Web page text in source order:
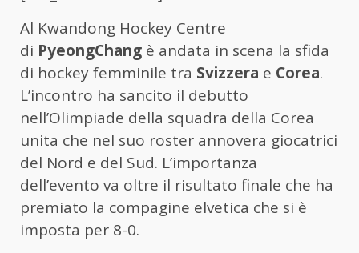
Al Kwandong Hockey Centre
di PyeongChang è andata in scena la sfida
di hockey femminile tra Svizzera e Corea.
L’incontro ha sancito il debutto
nell’Olimpiade della squadra della Corea
unita che nel suo roster annovera giocatrici
del Nord e del Sud. L’importanza
dell’evento va oltre il risultato finale che ha
premiato la compagine elvetica che si è
imposta per 8-0.